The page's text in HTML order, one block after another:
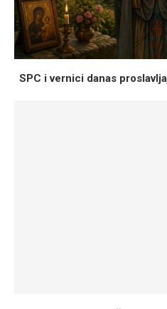
SPC i vernici danas